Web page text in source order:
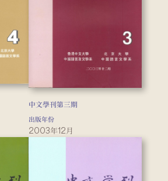
中文學刊第三期
出版年份
2003年12月